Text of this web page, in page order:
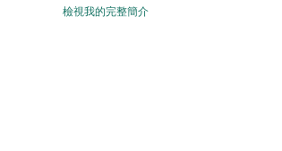
檢視我的完整簡介